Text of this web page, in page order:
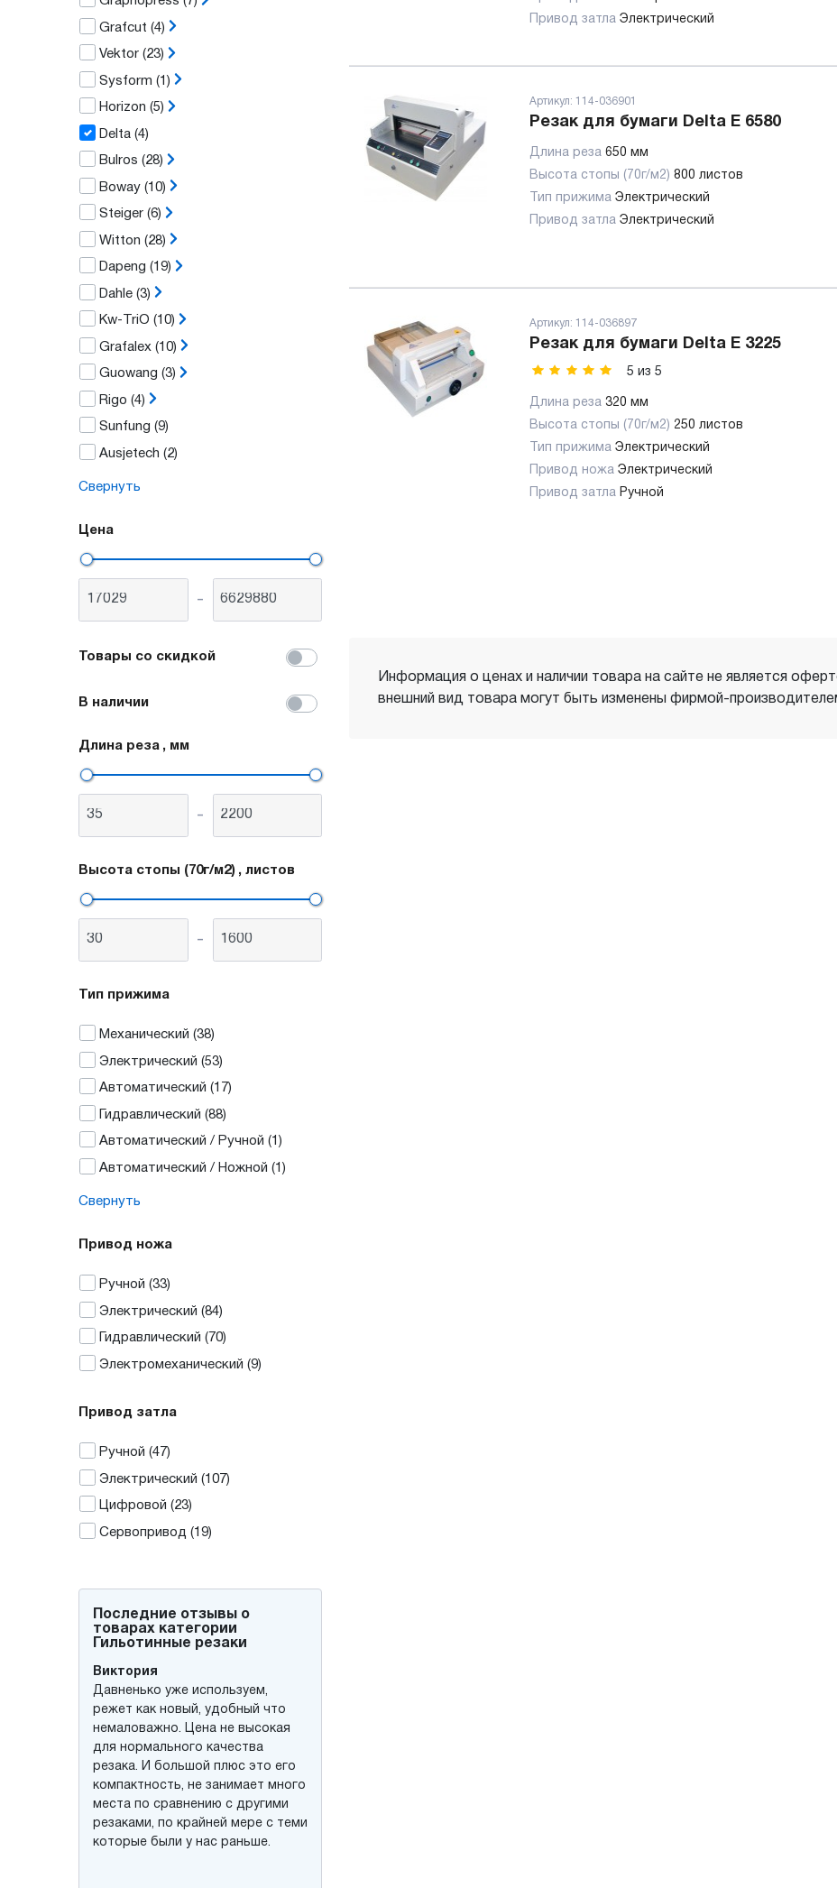
Grafcut (4)
Vektor (23)
Sysform (1)
Horizon (5)
Delta (4)
Bulros (28)
Boway (10)
Steiger (6)
Witton (28)
Dapeng (19)
Dahle (3)
Kw-TriO (10)
Grafalex (10)
Guowang (3)
Rigo (4)
Sunfung (9)
Ausjetech (2)
Свернуть
Цена
-
Товары со скидкой
В наличии
Длина реза , мм
-
Высота стопы (70г/м2) , листов
-
Тип прижима
Механический (38)
Электрический (53)
Автоматический (17)
Гидравлический (88)
Автоматический / Ручной (1)
Автоматический / Ножной (1)
Свернуть
Привод ножа
Ручной (33)
Электрический (84)
Гидравлический (70)
Электромеханический (9)
Привод затла
Ручной (47)
Электрический (107)
Цифровой (23)
Сервопривод (19)
Последние отзывы о
товарах категории
Гильотинные резаки
Михаил
Несмотря на обилие элементов
управления, работу способен
делать по нажатию одной
кнопки. Все подвижные
элементы, включая прижим,
электрические, так что точность
работы высочайшая. Срез
получается идеально ровный в
независимости от толщины
Виктория
Давненько уже используем,
режет как новый, удобный что
немаловажно. Цена не высокая
для нормального качества
резака. И большой плюс это его
компактность, не занимает много
места по сравнению с другими
резаками, по крайней мере с теми
которые были у нас раньше.
Евгений М.
Брал в типографию этот дорогой
и мощный резак. Благодаря
небольшим габаритам, быстро
нашли ему подходящее место.
Работать очень удобно,
электроприводы избавляют от
надобности применения
физических усилий во время
всего процесса резки. Теперь
Олег
Резак без проблем пачку формат
А3 разваливает в два прохода,
эксплуатировать удобно, и –
немаловажно – безопасен, ножи
всё-таки.
Привод затла Электрический
Артикул: 114-036901
Резак для бумаги Delta E 6580
Длина реза 650 мм
Высота стопы (70г/м2) 800 листов
Тип прижима Электрический
Привод затла Электрический
Артикул: 114-036897
Резак для бумаги Delta E 3225
5 из 5
Длина реза 320 мм
Высота стопы (70г/м2) 250 листов
Тип прижима Электрический
Привод ножа Электрический
Привод затла Ручной
Информация о ценах и наличии товара на сайте не является
внешний вид товара могут быть изменены фирмой-